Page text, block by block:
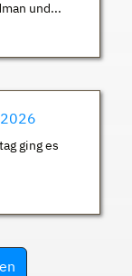
und...
ging es